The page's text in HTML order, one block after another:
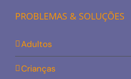
PROBLEMAS & SOLUÇÕES
Adultos
Crianças